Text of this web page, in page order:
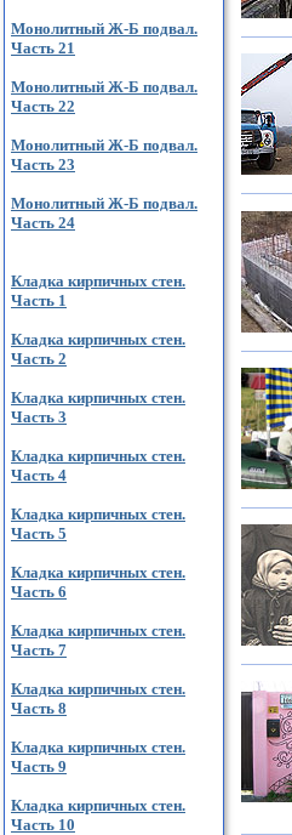
Монолитный Ж-Б подвал.
Часть 21
Монолитный Ж-Б подвал.
Часть 22
Монолитный Ж-Б подвал.
Часть 23
Монолитный Ж-Б подвал.
Часть 24
Кладка кирпичных стен.
Часть 1
Кладка кирпичных стен.
Часть 2
Кладка кирпичных стен.
Часть 3
Кладка кирпичных стен.
Часть 4
Кладка кирпичных стен.
Часть 5
Кладка кирпичных стен.
Часть 6
Кладка кирпичных стен.
Часть 7
Кладка кирпичных стен.
Часть 8
Кладка кирпичных стен.
Часть 9
Кладка кирпичных стен.
Часть 10